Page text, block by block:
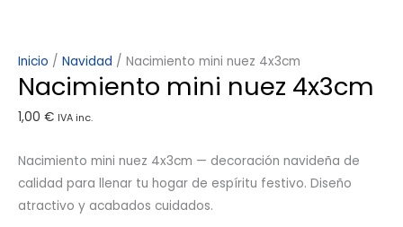
Inicio / Navidad / Nacimiento mini nuez 4x3cm
Nacimiento mini nuez 4x3cm
1,00 € IVA inc.
Nacimiento mini nuez 4x3cm — decoración navideña de
calidad para llenar tu hogar de espíritu festivo. Diseño
atractivo y acabados cuidados.